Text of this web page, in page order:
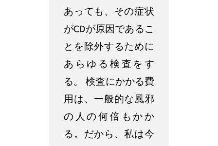
あっても、その症状
がCDが原因であるこ
とを除外するために
あらゆる検査をす
る。 検査にかかる費
用は、一般的な風邪
の人の何倍もかか
る。だから、私は今